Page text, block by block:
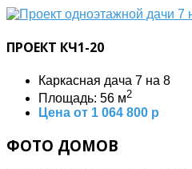
ПРОЕКТ КЧ1-20
Каркасная дача 7 на 8
Площадь: 56 м2
Цена от 1 064 800 р
ФОТО ДОМОВ